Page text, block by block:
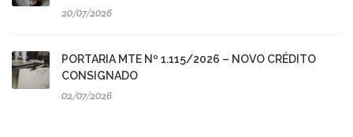
20/07/2026
PORTARIA MTE Nº 1.115/2026 – NOVO CRÉDITO
CONSIGNADO
02/07/2026